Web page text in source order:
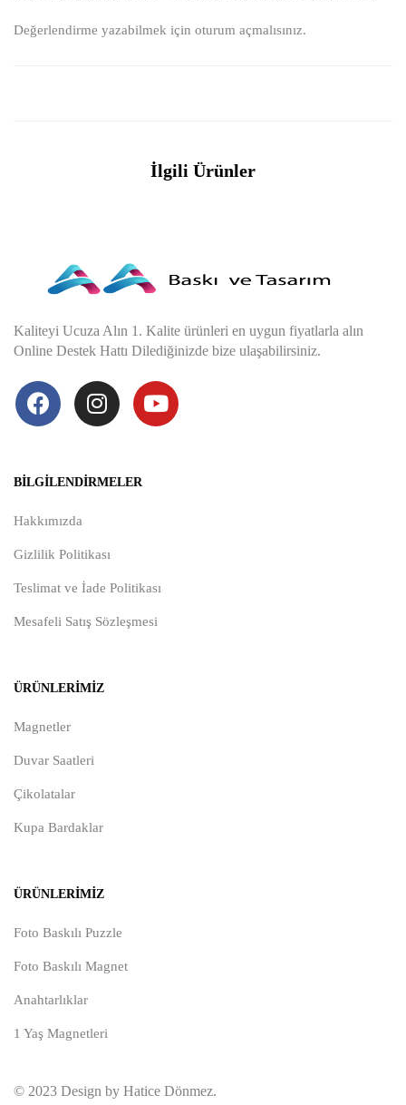
Değerlendirme yazabilmek için oturum açmalısınız.
İlgili Ürünler
Kaliteyi Ucuza Alın 1. Kalite ürünleri en uygun fiyatlarla alın
Online Destek Hattı Dilediğinizde bize ulaşabilirsiniz.
BILGILENDIRMELER
Hakkımızda
Gizlilik Politikası
Teslimat ve İade Politikası
Mesafeli Satış Sözleşmesi
ÜRÜNLERIMIZ
Magnetler
Duvar Saatleri
Çikolatalar
Kupa Bardaklar
ÜRÜNLERIMIZ
Foto Baskılı Puzzle
Foto Baskılı Magnet
Anahtarlıklar
1 Yaş Magnetleri
© 2023 Design by Hatice Dönmez.